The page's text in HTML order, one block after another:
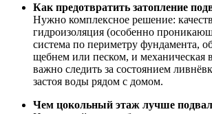
Как предотвратить затопление
Нужно комплексное решение:
гидроизоляция (особенно
система по периметру фундамента,
щебнем или песком, и механическая
важно следить за состоянием
застоя воды рядом с домом.
Чем цокольный этаж лучше